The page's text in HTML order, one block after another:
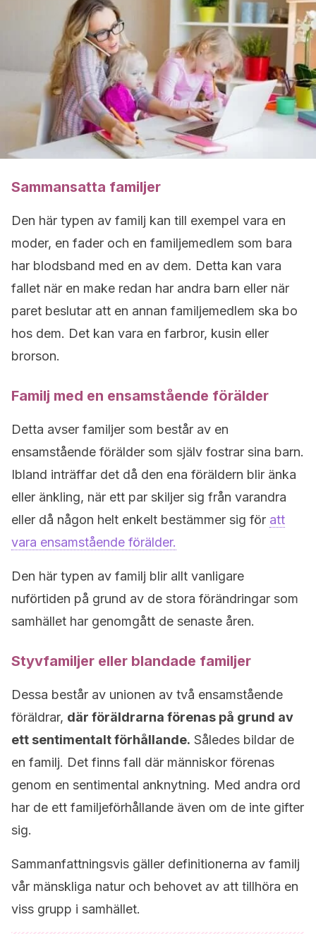
Sammansatta familjer
Den här typen av familj kan till exempel vara en
moder, en fader och en familjemedlem som bara
har blodsband med en av dem. Detta kan vara
fallet när en make redan har andra barn eller när
paret beslutar att en annan familjemedlem ska bo
hos dem. Det kan vara en farbror, kusin eller
brorson.
Familj med en ensamstående förälder
Detta avser familjer som består av en
ensamstående förälder som själv fostrar sina barn.
Ibland inträffar det då den ena föräldern blir änka
eller änkling, när ett par skiljer sig från varandra
eller då någon helt enkelt bestämmer sig för att
vara ensamstående förälder.
Den här typen av familj blir allt vanligare
nuförtiden på grund av de stora förändringar som
samhället har genomgått de senaste åren.
Styvfamiljer eller blandade familjer
Dessa består av unionen av två ensamstående
föräldrar, där föräldrarna förenas på grund av
ett sentimentalt förhållande. Således bildar de
en familj. Det finns fall där människor förenas
genom en sentimental anknytning. Med andra ord
har de ett familjeförhållande även om de inte gifter
sig.
Sammanfattningsvis gäller definitionerna av familj
vår mänskliga natur och behovet av att tillhöra en
viss grupp i samhället.